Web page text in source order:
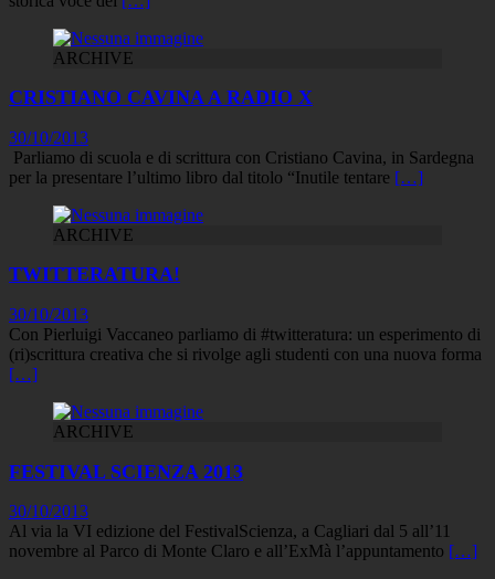
ARCHIVE
CRISTIANO CAVINA A RADIO X
30/10/2013
Parliamo di scuola e di scrittura con Cristiano Cavina, in Sardegna
per la presentare l’ultimo libro dal titolo “Inutile tentare […]
ARCHIVE
TWITTERATURA!
30/10/2013
Con Pierluigi Vaccaneo parliamo di #twitteratura: un esperimento di
(ri)scrittura creativa che si rivolge agli studenti con una nuova forma
[…]
ARCHIVE
FESTIVAL SCIENZA 2013
30/10/2013
Al via la VI edizione del FestivalScienza, a Cagliari dal 5 all’11
novembre al Parco di Monte Claro e all’ExMà l’appuntamento […]